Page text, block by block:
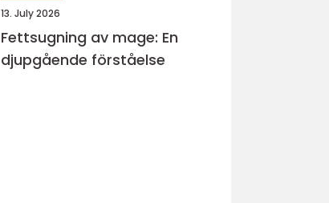
13. July 2026
Fettsugning av mage: En
djupgående förståelse